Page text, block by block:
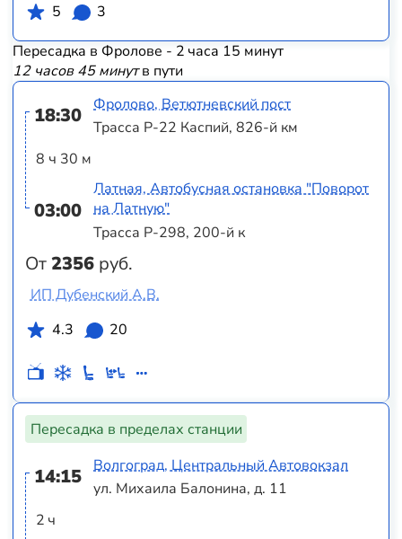
5
3
Пересадка в Фролове - 2 часа 15 минут
12 часов 45 минутв пути
18:30
8 ч 30 м
03:00
От2356 руб.
Фролово, Ветютневский пост
Трасса Р-22 Каспий, 826-й км
Латная, Автобусная остановка "Поворот
на Латную"
Трасса Р-298, 200-й к
ИП Дубенский А.В.
4.3
20
Пересадка в пределах станции
14:15
2 ч
Волгоград, Центральный Автовокзал
ул. Михаила Балонина, д. 11